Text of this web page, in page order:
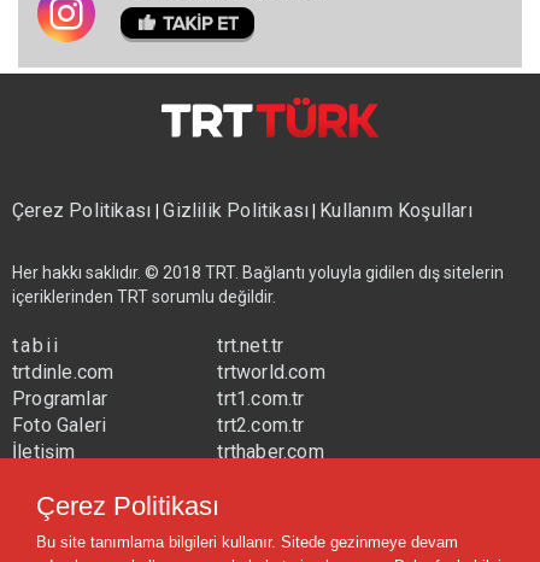
Çerez Politikası|Gizlilik Politikası| Kullanım Koşulları
Her hakkı saklıdır. © 2018 TRT. Bağlantı yoluyla gidilen dış sitelerin
içeriklerinden TRT sorumlu değildir.
tabii
trtdinle.com
Programlar
Foto Galeri
İletişim
trt.net.tr
trtworld.com
trt1.com.tr
trt2.com.tr
trthaber.com
trtavaz.com.tr
trtmuzik.net.tr
Çerez Politikası
Bu site tanımlama bilgileri kullanır. Sitede gezinmeye devam